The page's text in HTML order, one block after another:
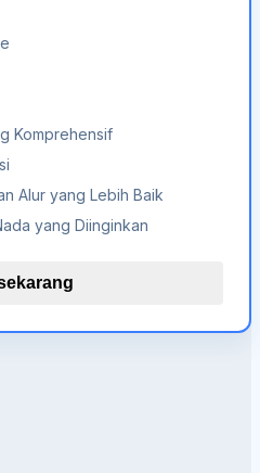
Komprehensif
Alur yang Lebih Baik
yang Diinginkan